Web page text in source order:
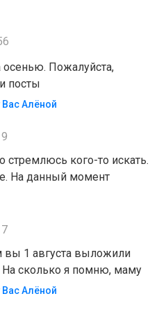
осенью. Пожалуйста,
посты
Алëной
стремлюсь кого-то искать.
На данный момент
вы 1 августа выложили
сколько я помню, маму
Алëной